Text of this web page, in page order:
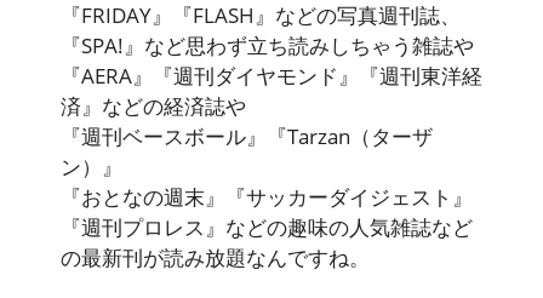
『FRIDAY』『FLASH』などの写真週刊誌、
『SPA!』など思わず立ち読みしちゃう雑誌や
『AERA』『週刊ダイヤモンド』『週刊東洋経
済』などの経済誌や
『週刊ベースボール』『Tarzan（ターザ
ン）』
『おとなの週末』『サッカーダイジェスト』
『週刊プロレス』などの趣味の人気雑誌など
の最新刊が読み放題なんですね。